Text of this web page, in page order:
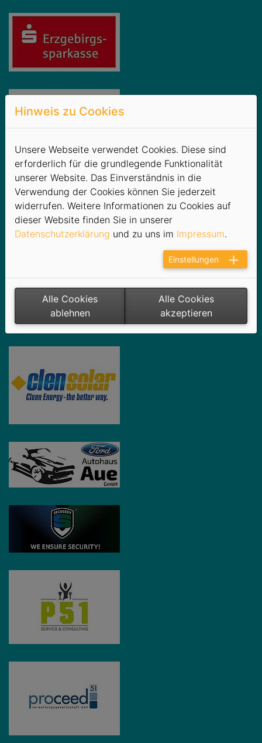
Hinweis zu Cookies
Unsere Webseite verwendet Cookies. Diese sind
erforderlich für die grundlegende Funktionalität
unserer Website. Das Einverständnis in die
Verwendung der Cookies können Sie jederzeit
widerrufen. Weitere Informationen zu Cookies auf
dieser Website finden Sie in unserer
Datenschutzerklärung und zu uns im Impressum.
Einstellungen
Alle Cookies
ablehnen
Alle Cookies
akzeptieren